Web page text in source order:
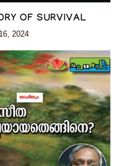
OF SURVIVAL
2024